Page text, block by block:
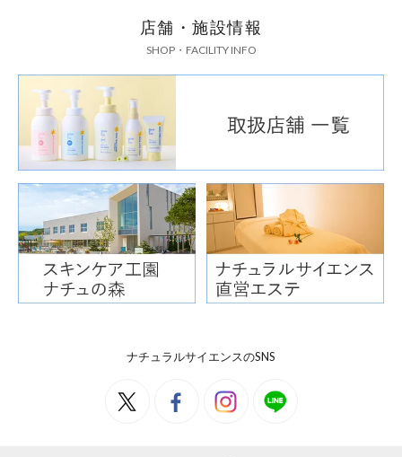
店舗・施設情報
SHOP・FACILITY INFO
ナチュラルサイエンスのSNS